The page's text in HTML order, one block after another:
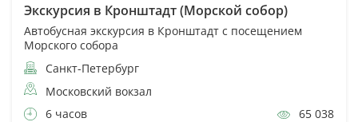
Экскурсия в Кронштадт (Морской собор)
Автобусная экскурсия в Кронштадт с посещением
Морского собора
Санкт-Петербург
Московский вокзал
6 часов
65 038